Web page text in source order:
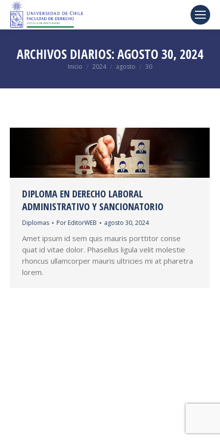
ARCHIVOS DIARIOS:AGOSTO 30, 2024
Estás aquí:
Inicio 2024 agosto 30
DIPLOMA EN DERECHO LABORAL
ADMINISTRATIVO Y SANCIONATORIO
Diplomas Por EditorWEB agosto 30, 2024
Amet ipsum id sem quis mauris porttitor conse
quat id vitae dolor. Phasellus ligula velit molestie
rhoncus ullamcorper mauris ultricies mi at pharetra
lorem.